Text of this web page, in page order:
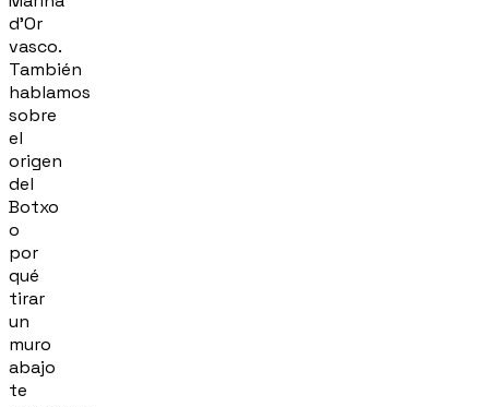
d'Or
vasco.
También
hablamos
sobre
el
origen
del
Botxo
o
por
qué
tirar
un
muro
abajo
te